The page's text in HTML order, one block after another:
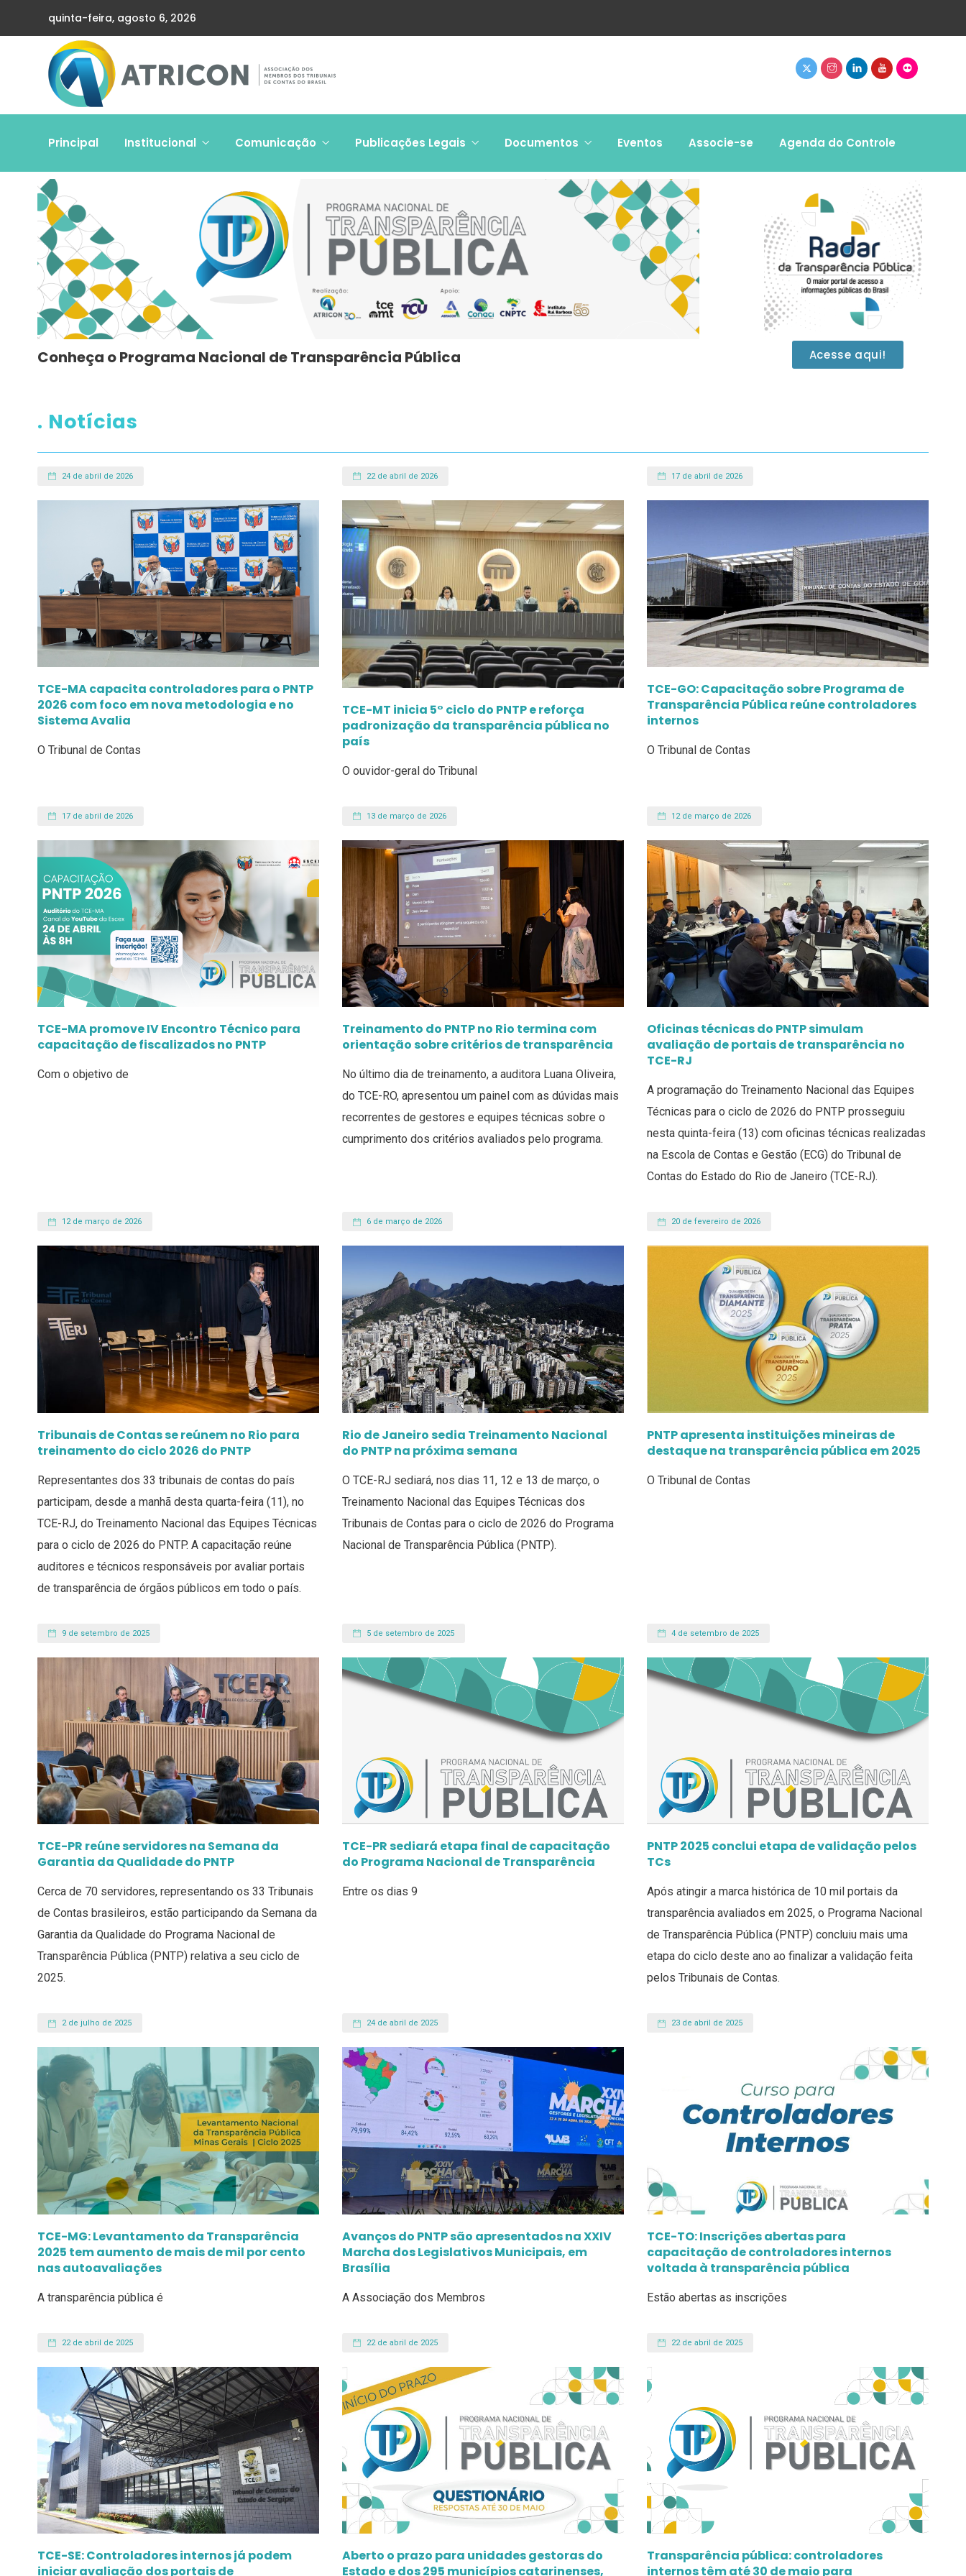
quinta-feira, agosto 6, 2026
Principal Institucional Comunicação Publicações Legais Documentos Eventos Associe-se Agenda do Controle
Conheça o Programa Nacional de Transparência Pública Acesse aqui!
. Notícias
24 de abril de 2026
TCE-MA capacita controladores para o PNTP
2026 com foco em nova metodologia e no
Sistema Avalia
O Tribunal de Contas
22 de abril de 2026
TCE-MT inicia 5° ciclo do PNTP e reforça
padronização da transparência pública no
país
O ouvidor-geral do Tribunal
17 de abril de 2026
TCE-GO: Capacitação sobre Programa de
Transparência Pública reúne controladores
internos
O Tribunal de Contas
17 de abril de 2026
TCE-MA promove IV Encontro Técnico para
capacitação de fiscalizados no PNTP
Com o objetivo de
13 de março de 2026
Treinamento do PNTP no Rio termina com
orientação sobre critérios de transparência
No último dia de treinamento, a auditora Luana Oliveira,
do TCE-RO, apresentou um painel com as dúvidas mais
recorrentes de gestores e equipes técnicas sobre o
cumprimento dos critérios avaliados pelo programa.
12 de março de 2026
Oficinas técnicas do PNTP simulam
avaliação de portais de transparência no
TCE-RJ
A programação do Treinamento Nacional das Equipes
Técnicas para o ciclo de 2026 do PNTP prosseguiu
nesta quinta-feira (13) com oficinas técnicas realizadas
na Escola de Contas e Gestão (ECG) do Tribunal de
Contas do Estado do Rio de Janeiro (TCE-RJ).
12 de março de 2026
Tribunais de Contas se reúnem no Rio para
treinamento do ciclo 2026 do PNTP
Representantes dos 33 tribunais de contas do país
participam, desde a manhã desta quarta-feira (11), no
TCE-RJ, do Treinamento Nacional das Equipes Técnicas
para o ciclo de 2026 do PNTP. A capacitação reúne
auditores e técnicos responsáveis por avaliar portais
de transparência de órgãos públicos em todo o país.
6 de março de 2026
Rio de Janeiro sedia Treinamento Nacional
do PNTP na próxima semana
O TCE-RJ sediará, nos dias 11, 12 e 13 de março, o
Treinamento Nacional das Equipes Técnicas dos
Tribunais de Contas para o ciclo de 2026 do Programa
Nacional de Transparência Pública (PNTP).
20 de fevereiro de 2026
PNTP apresenta instituições mineiras de
destaque na transparência pública em 2025
O Tribunal de Contas
9 de setembro de 2025
TCE-PR reúne servidores na Semana da
Garantia da Qualidade do PNTP
Cerca de 70 servidores, representando os 33 Tribunais
de Contas brasileiros, estão participando da Semana da
Garantia da Qualidade do Programa Nacional de
Transparência Pública (PNTP) relativa a seu ciclo de
2025.
5 de setembro de 2025
TCE-PR sediará etapa final de capacitação
do Programa Nacional de Transparência
Entre os dias 9
4 de setembro de 2025
PNTP 2025 conclui etapa de validação pelos
TCs
Após atingir a marca histórica de 10 mil portais da
transparência avaliados em 2025, o Programa Nacional
de Transparência Pública (PNTP) concluiu mais uma
etapa do ciclo deste ano ao finalizar a validação feita
pelos Tribunais de Contas.
2 de julho de 2025
TCE-MG: Levantamento da Transparência
2025 tem aumento de mais de mil por cento
nas autoavaliações
A transparência pública é
24 de abril de 2025
Avanços do PNTP são apresentados na XXIV
Marcha dos Legislativos Municipais, em
Brasília
A Associação dos Membros
23 de abril de 2025
TCE-TO: Inscrições abertas para
capacitação de controladores internos
voltada à transparência pública
Estão abertas as inscrições
22 de abril de 2025
TCE-SE: Controladores internos já podem
iniciar avaliação dos portais de
22 de abril de 2025
Aberto o prazo para unidades gestoras do
Estado e dos 295 municípios catarinenses,
22 de abril de 2025
Transparência pública: controladores
internos têm até 30 de maio para